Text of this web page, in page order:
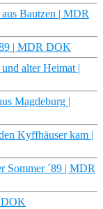
Bautzen | MDR
| MDR DOK
alter Heimat |
Magdeburg |
Kyffhäuser kam |
Sommer ´89 | MDR
DOK